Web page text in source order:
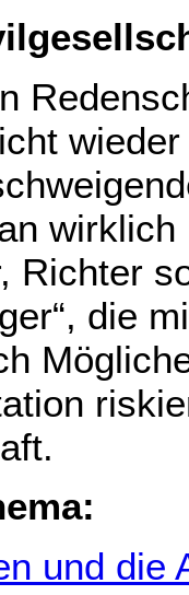
Richter
die
und die